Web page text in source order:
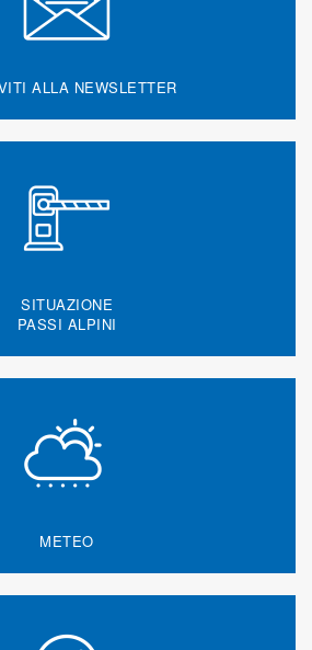
ALLA NEWSLETTER
SITUAZIONE
PASSI ALPINI
METEO